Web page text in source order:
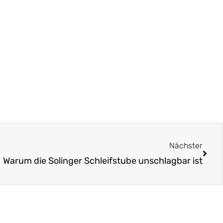
Nächster
Warum die Solinger Schleifstube unschlagbar ist